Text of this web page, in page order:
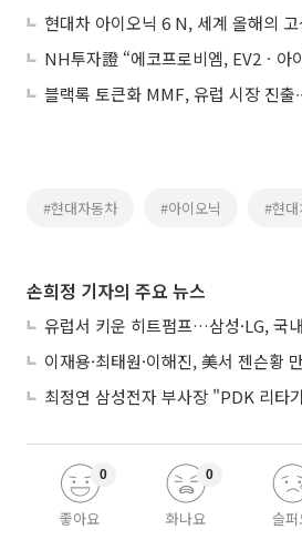
현대차 아이오닉 6 N, 세계 올해의
블랙록 토큰화 MMF, 유럽 시장 진출
#현대자동차 #아이오닉 #현
손희정 기자의 주요 뉴스
좋아요
0
화나요
0
슬